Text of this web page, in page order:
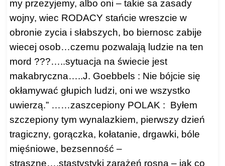
my przezyjemy, albo oni – takie sa zasady
wojny, wiec RODACY stańcie wreszcie w
obronie zycia i słabszych, bo biernosc zabije
wiecej osob…czemu pozwalają ludzie na ten
mord ???…..sytuacja na świecie jest
makabryczna…..J. Goebbels : Nie bójcie się
okłamywać głupich ludzi, oni we wszystko
uwierzą.” ……zaszcepiony POLAK : Byłem
szczepiony tym wynalazkiem, pierwszy dzień
tragiczny, gorączka, kołatanie, drgawki, bóle
mięśniowe, bezsenność –
straszne….stastystyki zarażeń rosną – jak co